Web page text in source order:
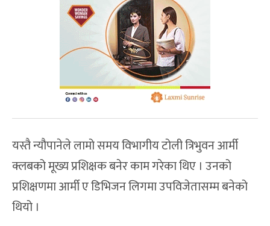
यस्तै न्यौपानेले लामो समय विभागीय टोली त्रिभुवन आर्मी
क्लबको मूख्य प्रशिक्षक बनेर काम गरेका थिए । उनको
प्रशिक्षणमा आर्मी ए डिभिजन लिगमा उपविजेतासम्म बनेको
थियो ।